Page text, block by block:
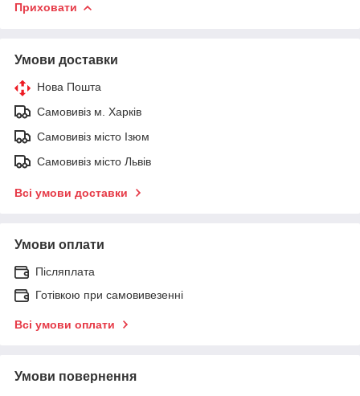
Приховати
Умови доставки
Нова Пошта
Самовивіз м. Харків
Самовивіз місто Ізюм
Самовивіз місто Львів
Всі умови доставки
Умови оплати
Післяплата
Готівкою при самовивезенні
Всі умови оплати
Умови повернення